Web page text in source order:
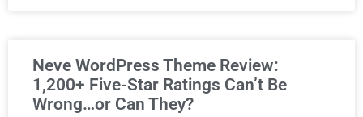
Neve WordPress Theme Review:
1,200+ Five-Star Ratings Can’t Be
Wrong…or Can They?